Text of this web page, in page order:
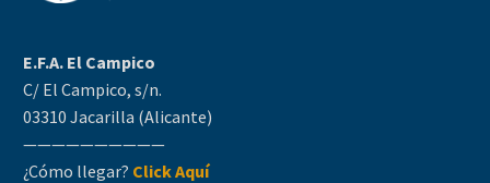
E.F.A. El Campico
C/ El Campico, s/n.
03310 Jacarilla (Alicante)
——————————
¿Cómo llegar? Click Aquí